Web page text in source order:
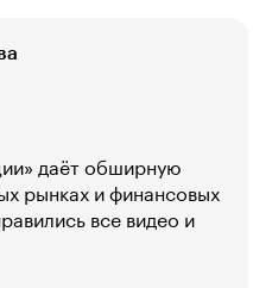
даёт обширную
рынках и финансовых
все видео и